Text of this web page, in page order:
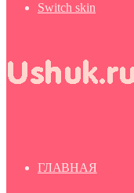
Switch skin
ГЛАВНАЯ